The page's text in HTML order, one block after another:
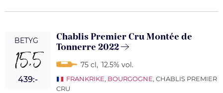
BETYG
15,5
439:-
Chablis Premier Cru Montée de
Tonnerre 2022
75 cl, 12.5% vol.
FRANKRIKE BOURGOGNE , CHABLIS PREMIER
CRU